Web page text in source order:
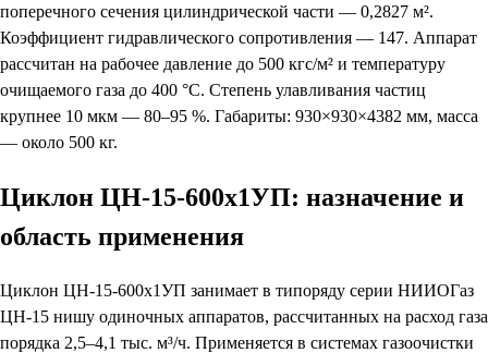
поперечного сечения цилиндрической части — 0,2827 м².
Коэффициент гидравлического сопротивления — 147. Аппарат
рассчитан на рабочее давление до 500 кгс/м² и температуру
очищаемого газа до 400 °С. Степень улавливания частиц
крупнее 10 мкм — 80–95 %. Габариты: 930×930×4382 мм, масса
— около 500 кг.
Циклон ЦН-15-600х1УП: назначение и
область применения
Циклон ЦН-15-600х1УП занимает в типоряду серии НИИОГаз
ЦН-15 нишу одиночных аппаратов, рассчитанных на расход газа
порядка 2,5–4,1 тыс. м³/ч. Применяется в системах газоочистки